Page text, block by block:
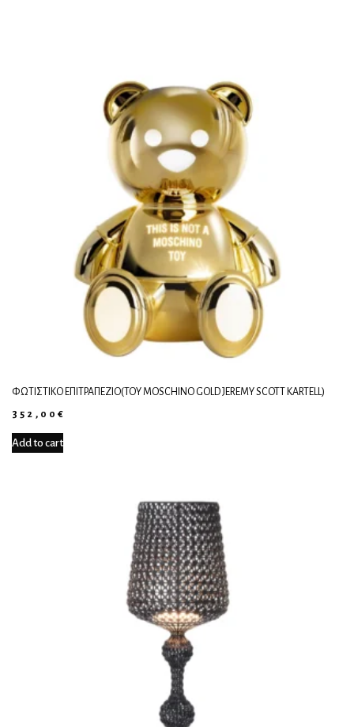
ΦΩΤΙΣΤΙΚΌ ΕΠΙΤΡΑΠΈΖΙΟ(TOY MOSCHINO GOLD JEREMY SCOTT KARTELL)
352,00€
Add to cart